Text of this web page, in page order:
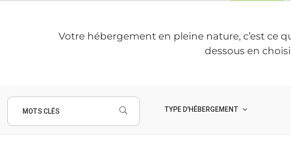
Votre hébergement en pleine nature, c’est ce
dessous en
MOTS CLÉS TYPE D'HÉBERGEMENT